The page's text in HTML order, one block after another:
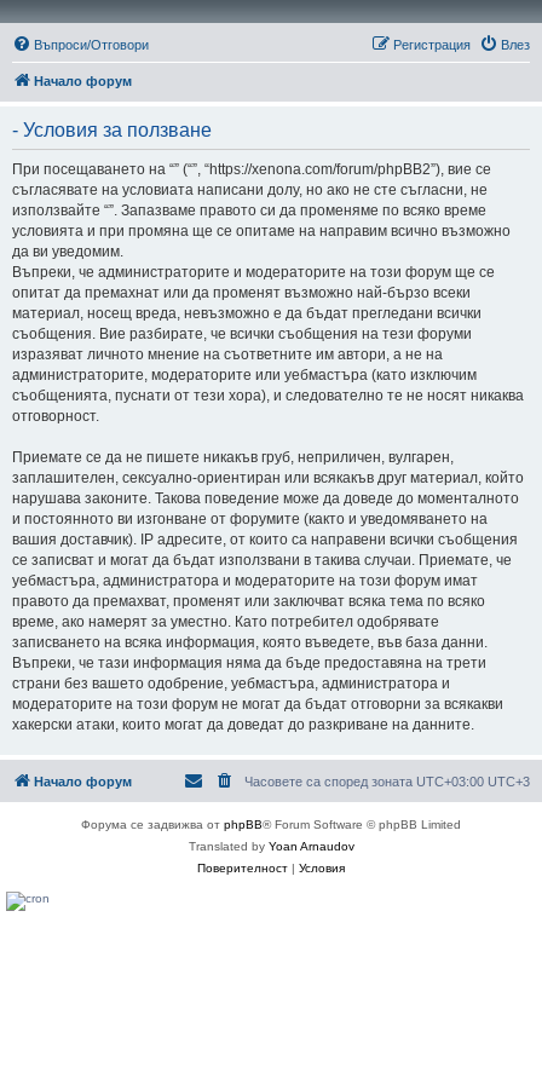
Въпроси/Отговори Влез
Регистрация
Начало форум
- Условия за ползване
При посещаването на “” (“”, “https://xenona.com/forum/phpBB2”), вие се
съгласявате на условиата написани долу, но ако не сте съгласни, не
използвайте “”. Запазваме правото си да променяме по всяко време
условията и при промяна ще се опитаме на направим всично възможно
да ви уведомим.
Въпреки, че администраторите и модераторите на този форум ще се
опитат да премахнат или да променят възможно най-бързо всеки
материал, носещ вреда, невъзможно е да бъдат прегледани всички
съобщения. Вие разбирате, че всички съобщения на тези форуми
изразяват личното мнение на съответните им автори, а не на
администраторите, модераторите или уебмастъра (като изключим
съобщенията, пуснати от тези хора), и следователно те не носят никаква
отговорност.
Приемате се да не пишете никакъв груб, неприличен, вулгарен,
заплашителен, сексуално-ориентиран или всякакъв друг материал, който
нарушава законите. Такова поведение може да доведе до моменталното
и постоянното ви изгонване от форумите (както и уведомяването на
вашия доставчик). IP адресите, от които са направени всички съобщения
се записват и могат да бъдат използвани в такива случаи. Приемате, че
уебмастъра, администратора и модераторите на този форум имат
правото да премахват, променят или заключват всяка тема по всяко
време, ако намерят за уместно. Като потребител одобрявате
записването на всяка информация, която въведете, във база данни.
Въпреки, че тази информация няма да бъде предоставяна на трети
страни без вашето одобрение, уебмастъра, администратора и
модераторите на този форум не могат да бъдат отговорни за всякакви
хакерски атаки, които могат да доведат до разкриване на данните.
Начало форум Часовете са според зоната UTC+03:00 UTC+3
Форума се задвижва от phpBB® Forum Software © phpBB Limited
Translated by Yoan Arnaudov
Поверителност | Условия